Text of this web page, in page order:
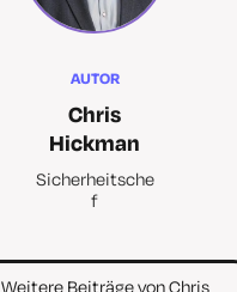
AUTOR
Chris
Hickman
Sicherheitsche
f
Weitere Beiträge von Chris